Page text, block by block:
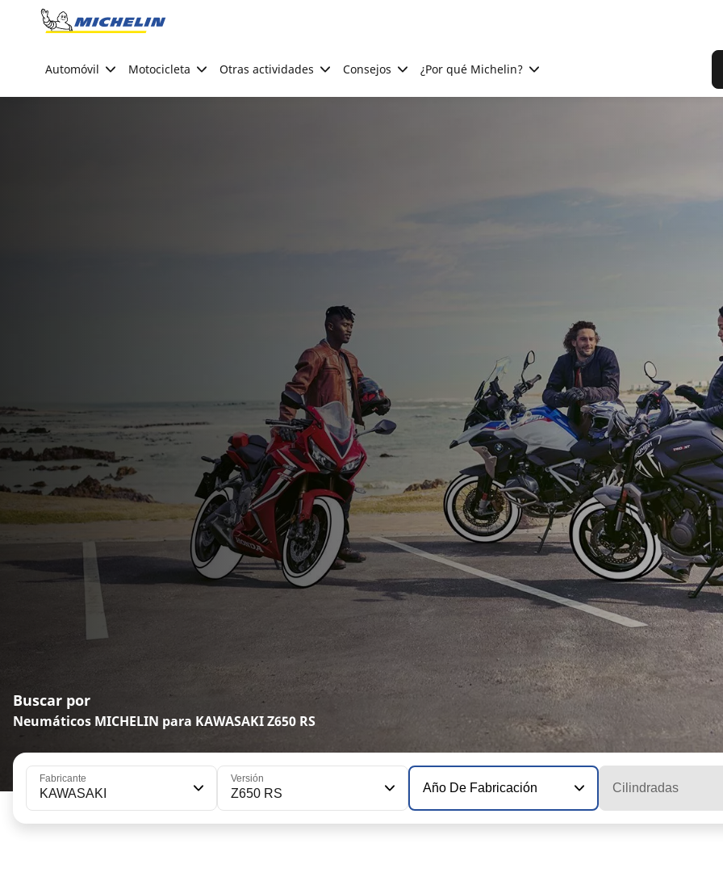
Go to page content
Automóvil Motocicleta Otras actividades Consejos ¿Por qué Michelin?
Buscar por
Neumáticos MICHELIN para KAWASAKI Z650 RS
Fabricante
KAWASAKI
Versión
Z650 RS Año De Fabricación Cilindradas